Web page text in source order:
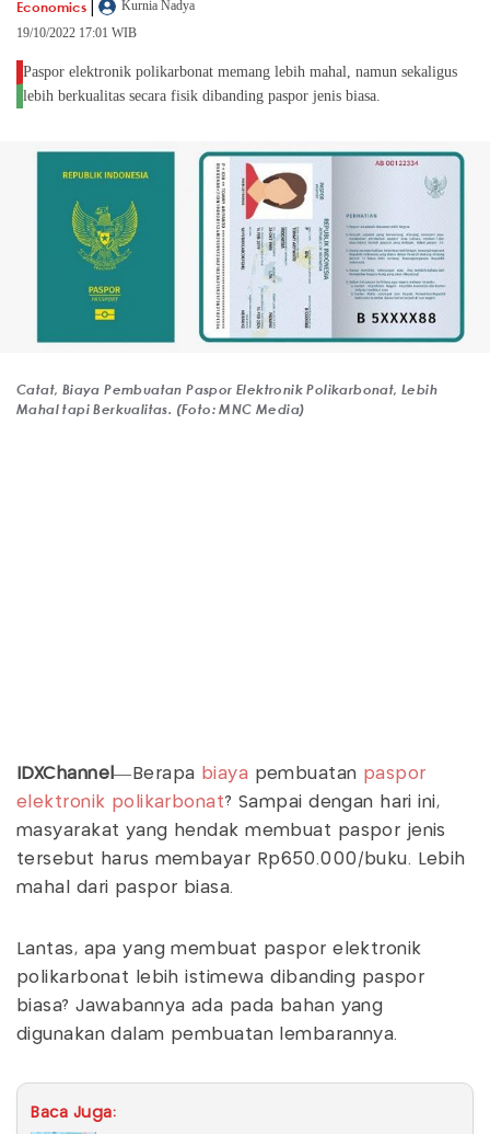
Economics |
Kurnia Nadya
19/10/2022 17:01 WIB
Paspor elektronik polikarbonat memang lebih mahal, namun sekaligus
lebih berkualitas secara fisik dibanding paspor jenis biasa.
Catat, Biaya Pembuatan Paspor Elektronik Polikarbonat, Lebih
Mahal tapi Berkualitas. (Foto: MNC Media)
IDXChannel—Berapa biaya pembuatan paspor
elektronik polikarbonat? Sampai dengan hari ini,
masyarakat yang hendak membuat paspor jenis
tersebut harus membayar Rp650.000/buku. Lebih
mahal dari paspor biasa.
Lantas, apa yang membuat paspor elektronik
polikarbonat lebih istimewa dibanding paspor
biasa? Jawabannya ada pada bahan yang
digunakan dalam pembuatan lembarannya.
Baca Juga: